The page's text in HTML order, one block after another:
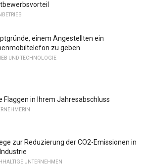
einem Angestellten ein
zu geben
UND TECHNOLOGIE
Flaggen in Ihrem Jahresabschluss
zur Reduzierung der CO2-Emissionen in
UNTERNEHMEN